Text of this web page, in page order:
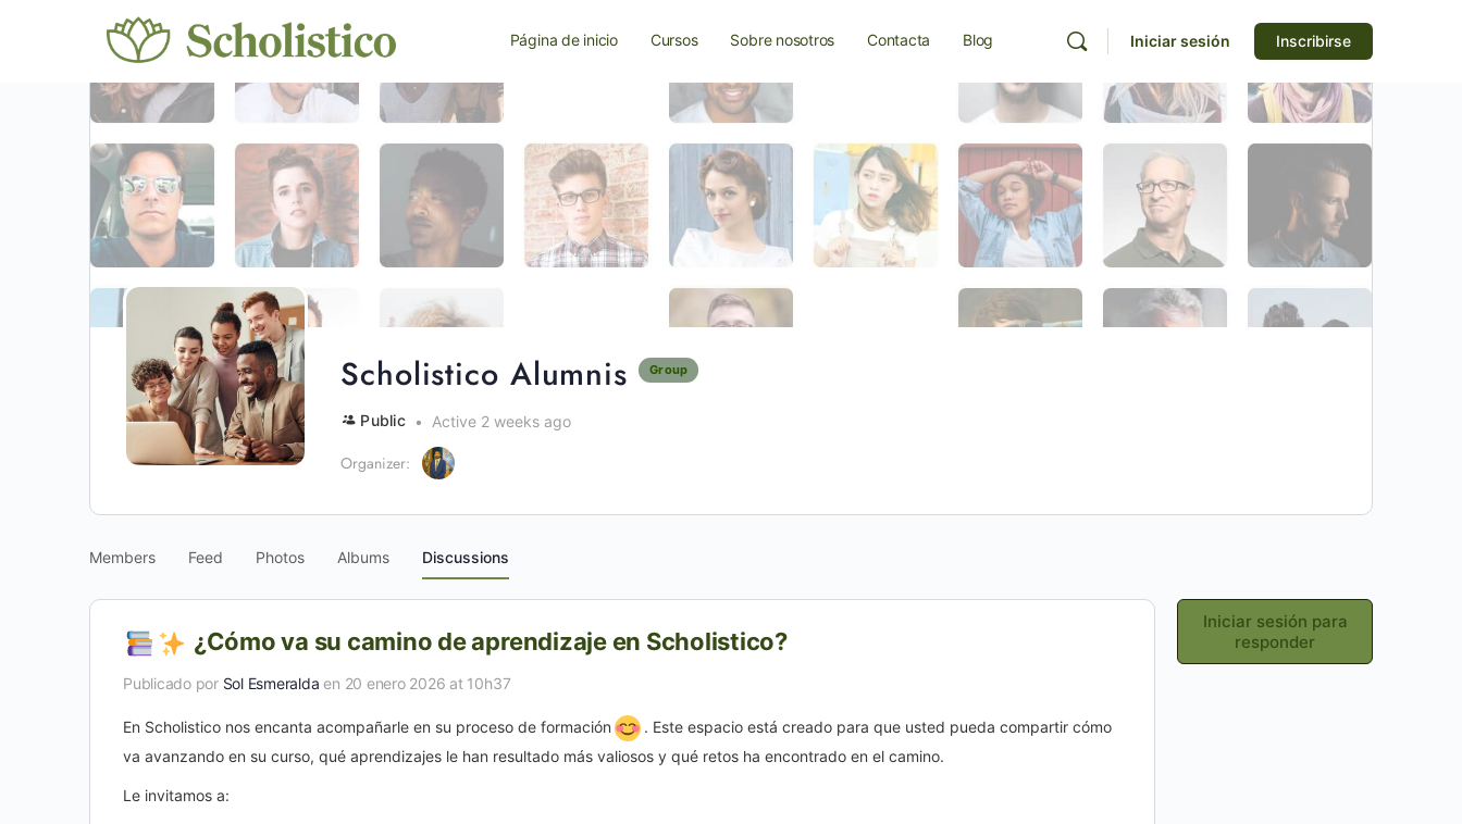
Página de inicio Cursos Sobre nosotros Contacta Blog Iniciar sesión Inscribirse
Scholistico Alumnis Group
Public Active 2 weeks ago
Organizer:
Members Feed Photos Albums Discussions
¿Cómo va su camino de aprendizaje en Scholistico?
Publicado por Sol Esmeralda en 20 enero 2026 at 10h37
En Scholistico nos encanta acompañarle en su proceso de formación
. Este espacio está creado para que usted pueda compartir cómo
va avanzando en su curso, qué aprendizajes le han resultado más valiosos y qué retos ha encontrado en el camino.
Le invitamos a:
Iniciar sesión para
responder